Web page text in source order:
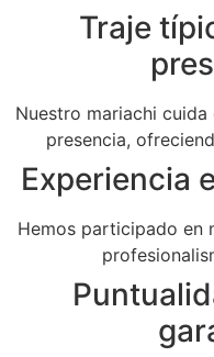
Traje
Nuestro mariachi
presencia,
Experiencia
Hemos participado en